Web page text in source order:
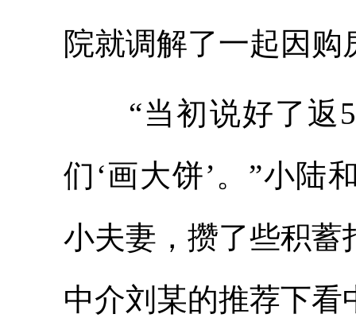
院就调解了一起因
“当初说好了返5
们‘画大饼’。”小陆
小夫妻，攒了些积蓄
中介刘某的推荐下